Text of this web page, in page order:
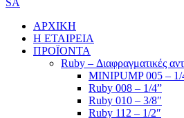
ΑΡΧΙΚΗ
Η ΕΤΑΙΡΕΙΑ
ΠΡΟΪΟΝΤΑ
Ruby – Διαφραγματικές
MINIPUMP 005 – 1/
Ruby 008 – 1/4”
Ruby 010 – 3/8″
Ruby 112 – 1/2″